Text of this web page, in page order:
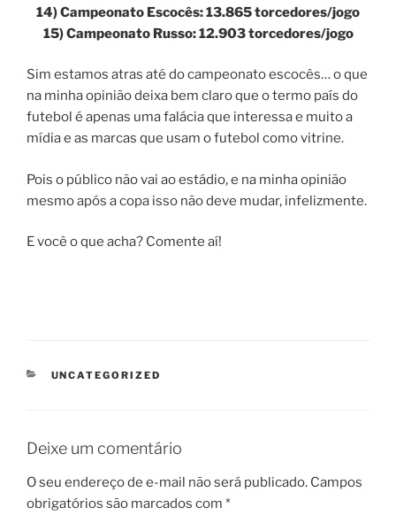
14) Campeonato Escocês: 13.865 torcedores/jogo
15) Campeonato Russo: 12.903 torcedores/jogo
Sim estamos atras até do campeonato escocês… o que
na minha opinião deixa bem claro que o termo país do
futebol é apenas uma falácia que interessa e muito a
mídia e as marcas que usam o futebol como vitrine.
Pois o público não vai ao estádio, e na minha opinião
mesmo após a copa isso não deve mudar, infelizmente.
E você o que acha? Comente aí!
CATEGORIAS
UNCATEGORIZED
Deixe um comentário
O seu endereço de e-mail não será publicado. Campos
obrigatórios são marcados com *